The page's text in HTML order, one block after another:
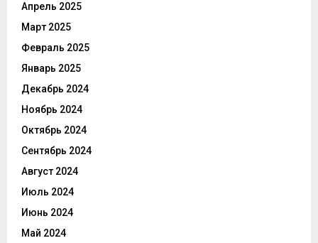
Апрель 2025
Март 2025
Февраль 2025
Январь 2025
Декабрь 2024
Ноябрь 2024
Октябрь 2024
Сентябрь 2024
Август 2024
Июль 2024
Июнь 2024
Май 2024